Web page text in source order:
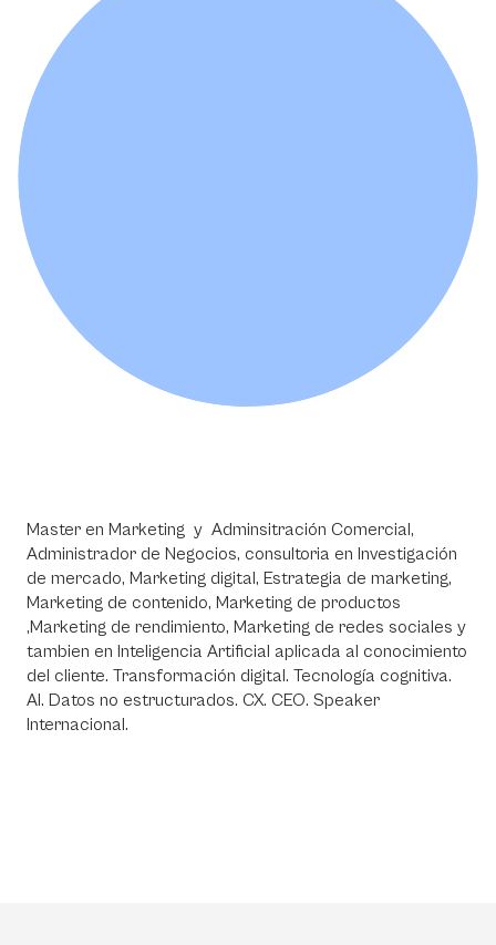
Master en Marketing y Adminsitración Comercial,
Administrador de Negocios, consultoria en Investigación
de mercado, Marketing digital, Estrategia de marketing,
Marketing de contenido, Marketing de productos
,Marketing de rendimiento, Marketing de redes sociales y
tambien en Inteligencia Artificial aplicada al conocimiento
del cliente. Transformación digital. Tecnología cognitiva.
AI. Datos no estructurados. CX. CEO. Speaker
Internacional.